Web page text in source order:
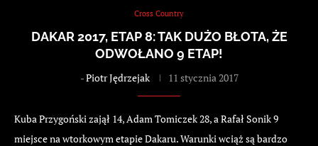
Cross Country
DAKAR 2017, ETAP 8: TAK DUŻO BŁOTA, ŻE
ODWOŁANO 9 ETAP!
-Piotr Jędrzejak 11 stycznia 2017
Kuba Przygoński zajął 14, Adam Tomiczek 28, a Rafał Sonik 9
miejsce na wtorkowym etapie Dakaru. Warunki wciąż są bardzo